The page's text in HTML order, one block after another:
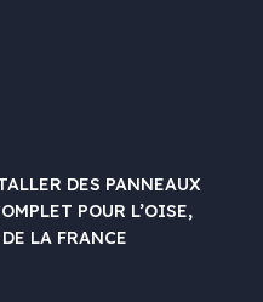
DES PANNEAUX
POUR L’OISE,
LA FRANCE